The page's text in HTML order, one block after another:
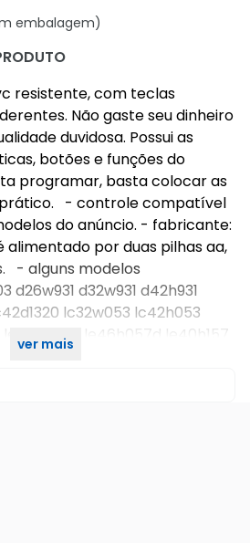
embalagem)
resistente, com teclas
Não gaste seu dinheiro
duvidosa. Possui as
botões e funções do
programar, basta colocar as
prático. - controle compatível
do anúncio. - fabricante:
por duas pilhas aa,
- alguns modelos
d32w931 d42h931
lc32w053 lc42h053
le42h057d le46h057d le40h157
ver mais